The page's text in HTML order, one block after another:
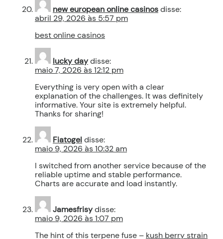
new european online casinosdisse:
abril 29, 2026 às 5:57 pm
best online casinos
lucky daydisse:
maio 7, 2026 às 12:12 pm
Everything is very open with a clear
explanation of the challenges. It was definitely
informative. Your site is extremely helpful.
Thanks for sharing!
Fiatogel disse:
maio 9, 2026 às 10:32 am
I switched from another service because of the
reliable uptime and stable performance.
Charts are accurate and load instantly.
Jamesfrisydisse:
maio 9, 2026 às 1:07 pm
The hint of this terpene fuse – kush berry strain